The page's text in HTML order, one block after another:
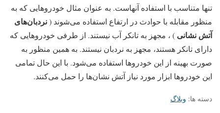
تنها متناسب با استفاده آنهاست. به عنوان مثال خودروهایی که به
منظور مقابله با حوادث در ارتفاع استفاده می‌شوند (نردبان‌های
آتش نشانی ) ، مجهز به تانکر آب نیستند. از طرفی خودروهایی که
دارای تانکر هستند، مجهز به نردبان نیستند. به همین منظور به
صورت بهینه از این خودروها استفاده می‌شود. با این حال تمامی
این خودروها ابزار مورد نیاز آتش نشان‌ها را حمل می‌کنند.
دسته ها: وبلاگ